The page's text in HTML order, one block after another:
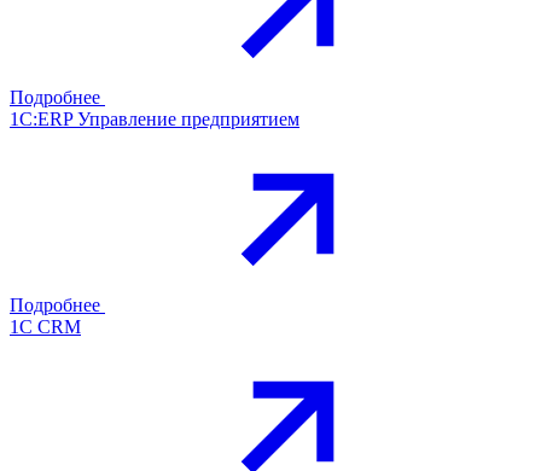
Подробнее
1С:ERP Управление предприятием
Подробнее
1С CRM